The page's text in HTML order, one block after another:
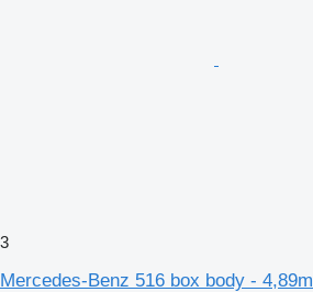
3
Mercedes-Benz 516 box body - 4,89m